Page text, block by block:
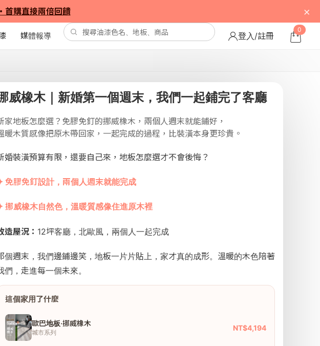
首購直接兩倍回饋 ×
媒體報導 登入/註冊
0
威橡木｜新婚第一個週末，我們一起鋪完了客廳
家地板怎麼選？免膠免釘的挪威橡木，兩個人週末就能鋪好，
暖木質感像把原木帶回家，一起完成的過程，比裝潢本身更珍貴。
婚裝潢預算有限，還要自己來，地板怎麼選才不會後悔？
免膠免釘設計，兩個人週末就能完成
挪威橡木自然色，溫暖質感像住進原木裡
造屋況： 12坪客廳，北歐風，兩個人一起完成
個週末，我們邊鋪邊笑，地板一片片貼上，家才真的成形。溫暖的木色陪著
們，走進每一個未來。
這個家用了什麼
歐巴地板·挪威橡木
城市系列
NT$4,194